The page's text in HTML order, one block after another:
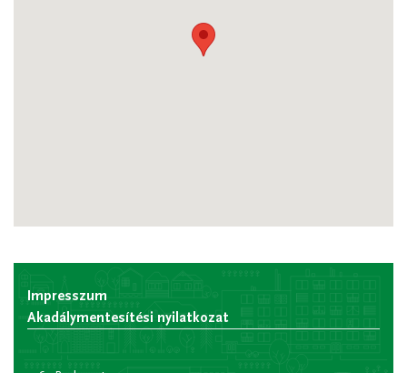
Impresszum
Akadálymentesítési nyilatkozat